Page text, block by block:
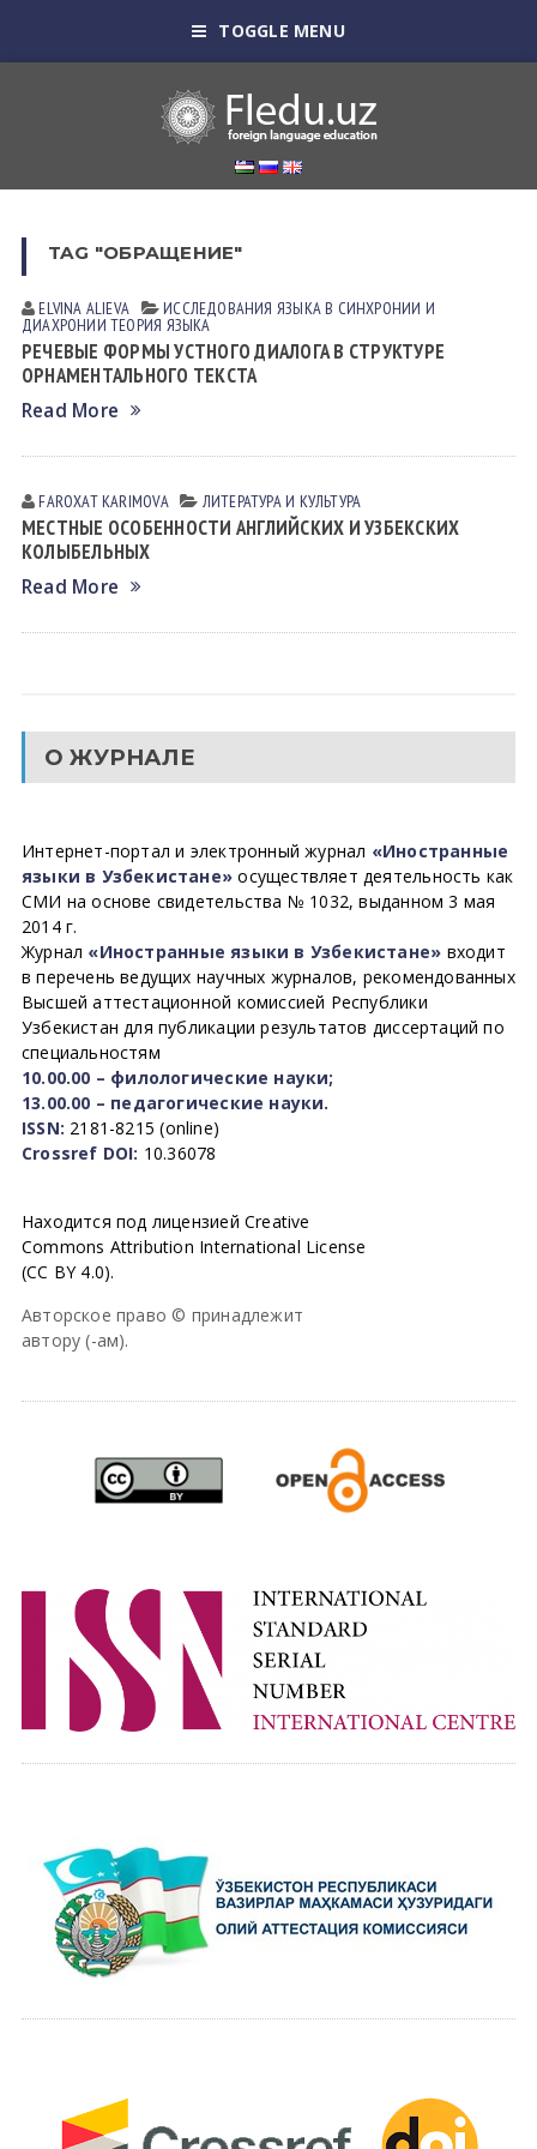
TOGGLE MENU
TAG "ОБРАЩЕНИЕ"
ELVINA АLIEVА ИССЛЕДОВАНИЯ ЯЗЫКА В СИНХРОНИИ И
ДИАХРОНИИ ТЕОРИЯ ЯЗЫКА
РЕЧЕВЫЕ ФОРМЫ УСТНОГО ДИАЛОГА В СТРУКТУРЕ
ОРНАМЕНТАЛЬНОГО ТЕКСТА
Read More
FAROXAT KАRIMOVА ЛИТЕРАТУРА И КУЛЬТУРА
МЕСТНЫЕ ОСОБЕННОСТИ АНГЛИЙСКИХ И УЗБЕКСКИХ
КОЛЫБЕЛЬНЫХ
Read More
О ЖУРНАЛЕ
Интернет-портал и электронный журнал «Иностранные
языки в Узбекистане» осуществляет деятельность как
СМИ на основе свидетельства № 1032, выданном 3 мая
2014 г.
Журнал «Иностранные языки в Узбекистане» входит
в перечень ведущих научных журналов, рекомендованных
Высшей аттестационной комиссией Республики
Узбекистан для публикации результатов диссертаций по
специальностям
10.00.00 – филологические науки;
13.00.00 – педагогические науки.
ISSN: 2181-8215 (online)
Crossref DOI: 10.36078
Находится под лицензией Creative
Commons Attribution International License
(CC BY 4.0).
Авторское право © принадлежит
автору (-ам).